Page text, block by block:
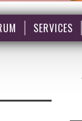
SERVICES